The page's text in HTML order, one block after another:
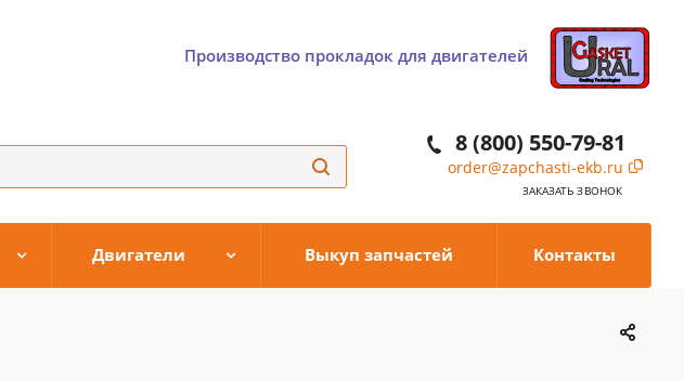
Производство прокладок для двигателей
8 (800) 550-79-81
order@zapchasti-ekb.ru
ЗАКАЗАТЬ ЗВОНОК
Двигатели Выкуп запчастей Контакты